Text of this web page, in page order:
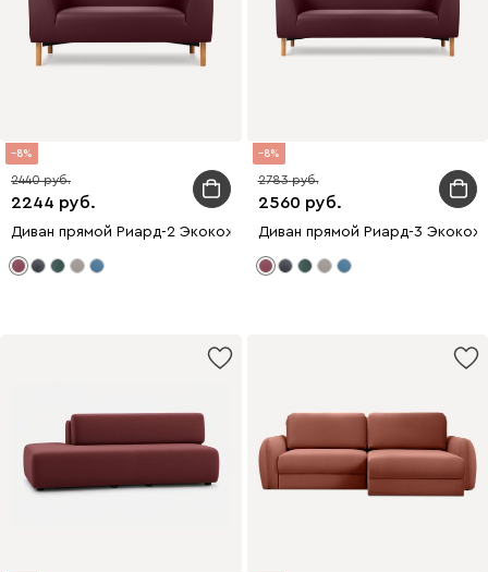
8
2244
2440
Диван прямой Риард-2 Экокожа Бордовый
8
2560
2783
Диван прямой Риард-3